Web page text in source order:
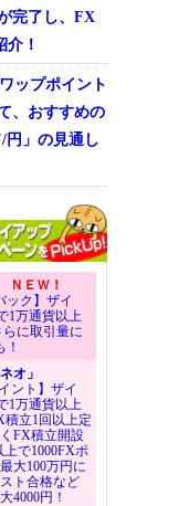
完了し、FX
！
ップポイント
、おすすめの
円」の見通し
ＮＥＷ！
ック】ザイ
1万通貨以上
に取引量に
オ」
ント】ザイ
1万通貨以上
積立1回以上定
FX積立開設
で1000FXポ
大100万円に
ト合格など
4000円！